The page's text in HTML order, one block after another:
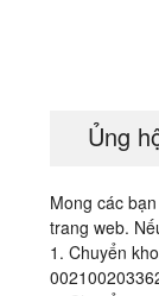
Ủng
Mong các
trang web.
1. Chuyển